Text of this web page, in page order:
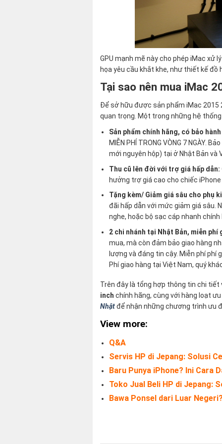
GPU mạnh mẽ này cho phép iMac xử
họa yêu cầu khắt khe, như thiết kế
Tại sao nên mua iMac
Để sở hữu được sản phẩm iMac 2015
quan trọng. Một trong những hệ
Sản phẩm chính hãng, có bảo
MIỄN PHÍ TRONG VÒNG 7 NGÀY.
mới nguyên hộp) tại ở Nhật Bản và
Thu cũ lên đời với trợ giá hấp dẫn:
hưởng trợ giá cao cho chiếc
Tặng kèm/ Giảm giá sâu cho phụ
đãi hấp dẫn với mức giảm giá sâu.
nghe, hoặc bộ sạc cáp nhanh chính
2 chi nhánh tại Nhật Bản, miễn
mua, mà còn đảm bảo giao hàng
lượng và đáng tin cậy. Miễn phí phí
Phí giao hàng tại Việt Nam, quý
Trên đây là tổng hợp thông tin chi tiết
inch chính hãng, cùng với hàng loạt
Nhậtđể nhận những chương trình ưu
View more:
Q&A
Servis HP di Jepang: Solusi
Baru Punya iPhone? Ini Cara
Toko Jual Beli HP di Jepang:
Bawa Ponsel dari Luar